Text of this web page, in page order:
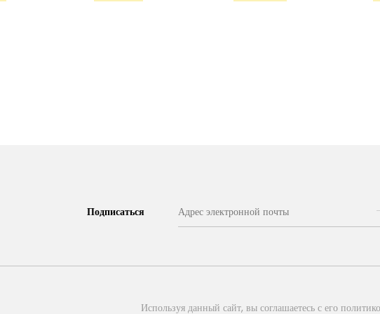
Подписаться
Используя данный сайт, вы соглашаетесь с его